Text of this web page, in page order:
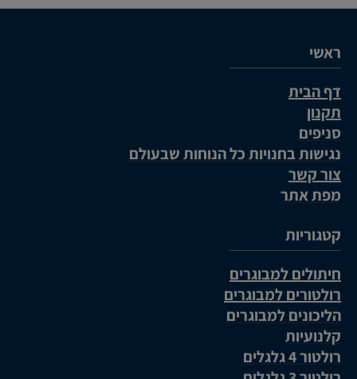
ראשי
דף הבית
תקנון
סניפים
נגישות בחנויות כל הנוחות שבעולם
צור קשר
מפת אתר
קטגוריות
חיתולים למבוגרים
רולטורים למבוגרים
הליכונים למבוגרים
קלנועיות
רולטור 4 גלגלים